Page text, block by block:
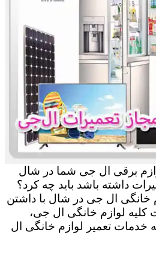
برقی ال جی شما در شال
داشته باشد باید چه کرد؟
خانگی ال جی در شال با داشتن
کلیه لوازم خانگی ال جی،
خدمات تعمیر لوازم خانگی ال